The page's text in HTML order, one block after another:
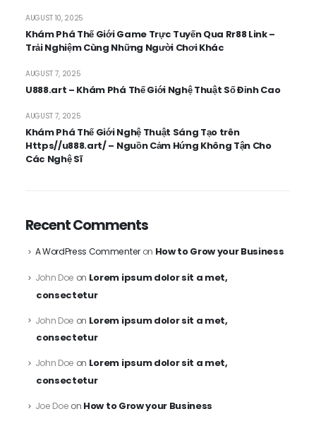
Khám Phá Thế Giới Game Trực Tuyến Qua Rr88 Link –
Trải Nghiệm Cùng Những Người Chơi Khác
AUGUST 10, 2025
U888.art – Khám Phá Thế Giới Nghệ Thuật Số Đỉnh Cao
AUGUST 7, 2025
Khám Phá Thế Giới Nghệ Thuật Sáng Tạo trên
Https//u888.art/ – Nguồn Cảm Hứng Không Tận Cho
Các Nghệ Sĩ
AUGUST 7, 2025
Recent Comments
A WordPress Commenteron How to Grow your Business
John Doe on Lorem ipsum dolor sit a met,
consectetur
John Doe on Lorem ipsum dolor sit a met,
consectetur
John Doe on Lorem ipsum dolor sit a met,
consectetur
Joe Doe on How to Grow your Business